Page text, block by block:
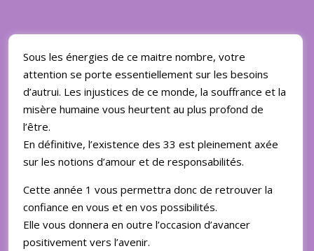
Sous les énergies de ce maitre nombre, votre
attention se porte essentiellement sur les besoins
d’autrui. Les injustices de ce monde, la souffrance et la
misère humaine vous heurtent au plus profond de
l’être.
En définitive, l’existence des 33 est pleinement axée
sur les notions d’amour et de responsabilités.
Cette année 1 vous permettra donc de retrouver la
confiance en vous et en vos possibilités.
Elle vous donnera en outre l’occasion d’avancer
positivement vers l’avenir.